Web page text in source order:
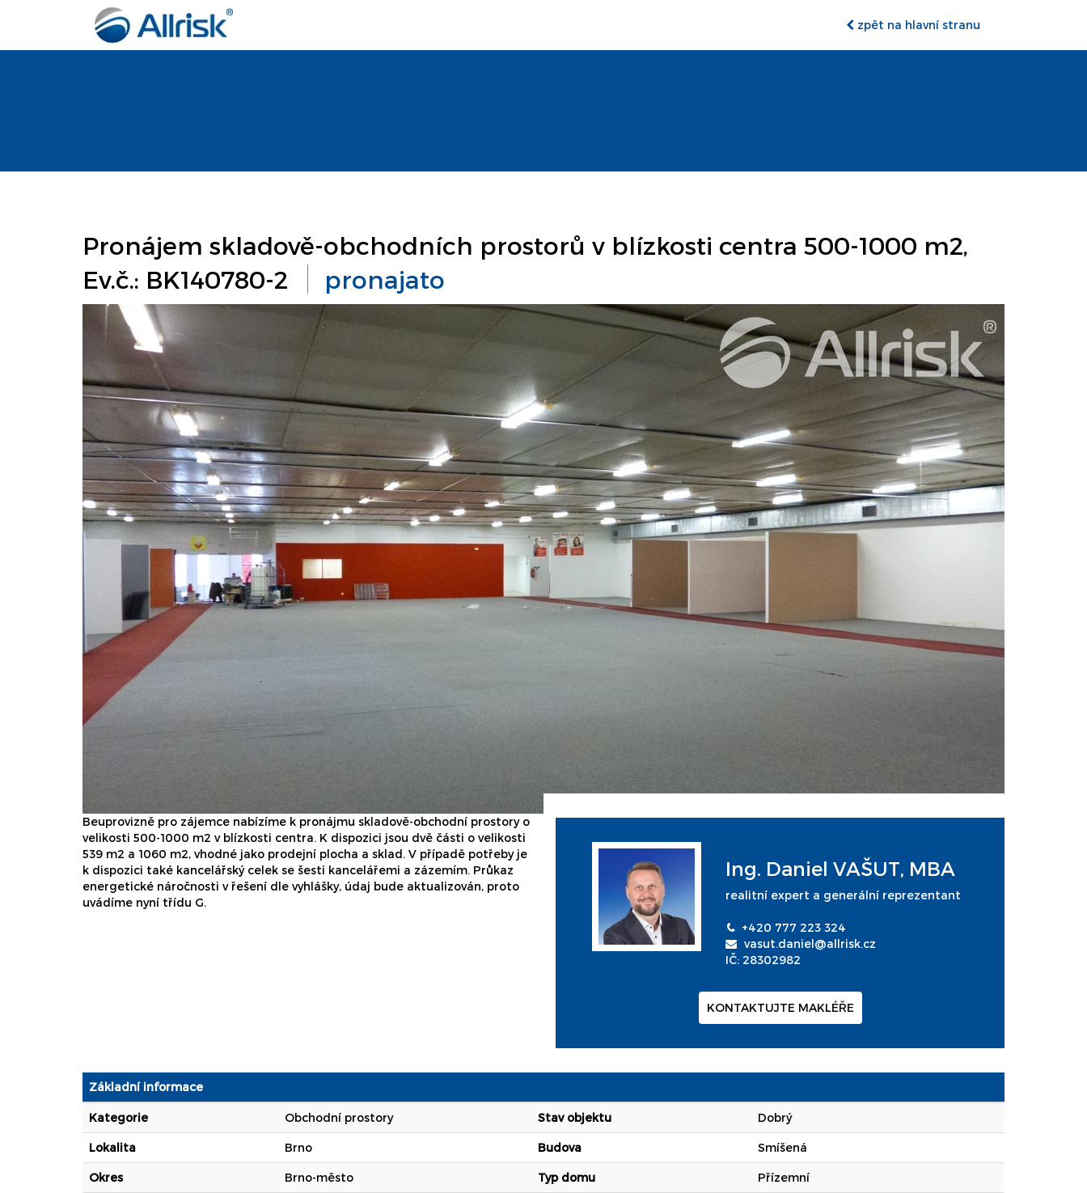
zpět na hlavní stranu
Pronájem skladově-obchodních prostorů v blízkosti centra 500-1000 m2,
Ev.č.: BK140780-2
pronajato
Beuprovizně pro zájemce nabízíme k pronájmu skladově-obchodní prostory o
velikosti 500-1000 m2 v blízkosti centra. K dispozici jsou dvě části o velikosti
539 m2 a 1060 m2, vhodné jako prodejní plocha a sklad. V případě potřeby je
k dispozici také kancelářský celek se šesti kancelářemi a zázemím. Průkaz
energetické náročnosti v řešení dle vyhlášky, údaj bude aktualizován, proto
uvádíme nyní třídu G.
Ing. Daniel VAŠUT, MBA
realitní expert a generální reprezentant
+420 777 223 324
vasut.daniel@allrisk.cz
IČ: 28302982
KONTAKTUJTE MAKLÉŘE
Základní informace
Kategorie Obchodní prostory Stav objektu Dobrý
Lokalita Brno Budova Smíšená
Okres Brno-město Typ domu Přízemní